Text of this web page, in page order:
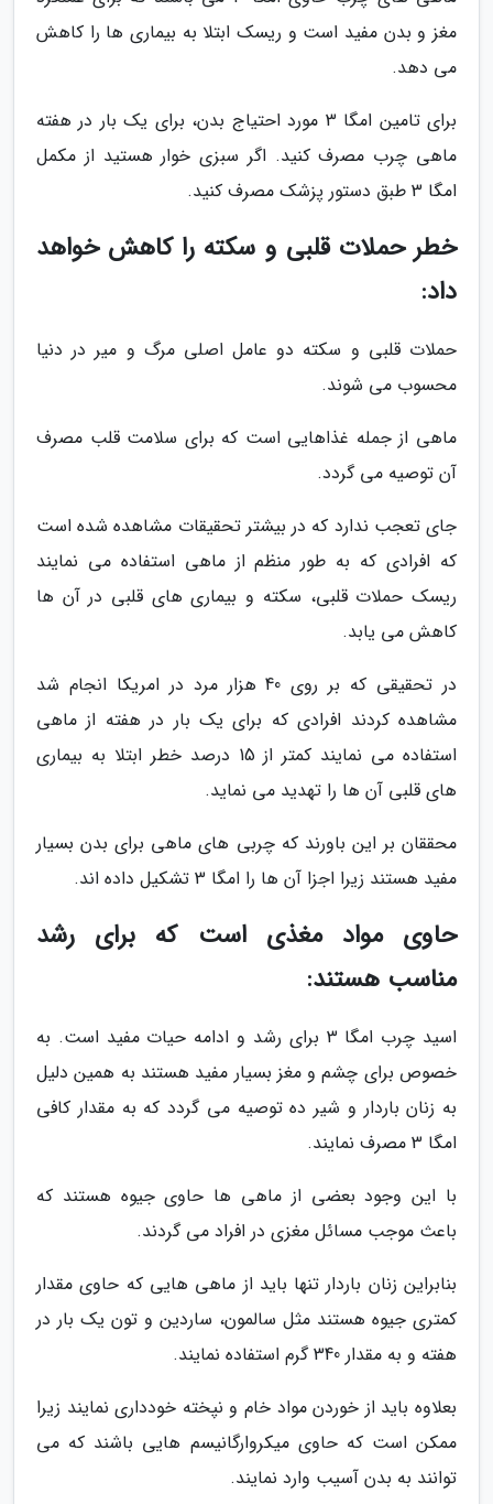
مغز و بدن مفید است و ریسک ابتلا به بیماری ها را کاهش
می دهد.
برای تامین امگا 3 مورد احتیاج بدن، برای یک بار در هفته
ماهی چرب مصرف کنید. اگر سبزی خوار هستید از مکمل
امگا 3 طبق دستور پزشک مصرف کنید.
خطر حملات قلبی و سکته را کاهش خواهد
داد:
حملات قلبی و سکته دو عامل اصلی مرگ و میر در دنیا
محسوب می شوند.
ماهی از جمله غذاهایی است که برای سلامت قلب مصرف
آن توصیه می گردد.
جای تعجب ندارد که در بیشتر تحقیقات مشاهده شده است
که افرادی که به طور منظم از ماهی استفاده می نمایند
ریسک حملات قلبی، سکته و بیماری های قلبی در آن ها
کاهش می یابد.
در تحقیقی که بر روی 40 هزار مرد در امریکا انجام شد
مشاهده کردند افرادی که برای یک بار در هفته از ماهی
استفاده می نمایند کمتر از 15 درصد خطر ابتلا به بیماری
های قلبی آن ها را تهدید می نماید.
محققان بر این باورند که چربی های ماهی برای بدن بسیار
مفید هستند زیرا اجزا آن ها را امگا 3 تشکیل داده اند.
حاوی مواد مغذی است که برای رشد
مناسب هستند:
اسید چرب امگا 3 برای رشد و ادامه حیات مفید است. به
خصوص برای چشم و مغز بسیار مفید هستند به همین دلیل
به زنان باردار و شیر ده توصیه می گردد که به مقدار کافی
امگا 3 مصرف نمایند.
با این وجود بعضی از ماهی ها حاوی جیوه هستند که
باعث موجب مسائل مغزی در افراد می گردند.
بنابراین زنان باردار تنها باید از ماهی هایی که حاوی مقدار
کمتری جیوه هستند مثل سالمون، ساردین و تون یک بار در
هفته و به مقدار 340 گرم استفاده نمایند.
بعلاوه باید از خوردن مواد خام و نپخته خودداری نمایند زیرا
ممکن است که حاوی میکروارگانیسم هایی باشند که می
توانند به بدن آسیب وارد نمایند.